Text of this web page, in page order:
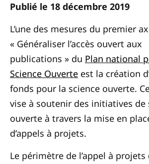
Publié le 18 décembre 2019
L’une des mesures du premier
« Généraliser l’accès ouvert aux
publications » du Plan national
Science Ouverte est la création
fonds pour la science ouverte.
vise à soutenir des initiatives de
ouverte à travers la mise en
d’appels à projets.
Le périmètre de l’appel à projets